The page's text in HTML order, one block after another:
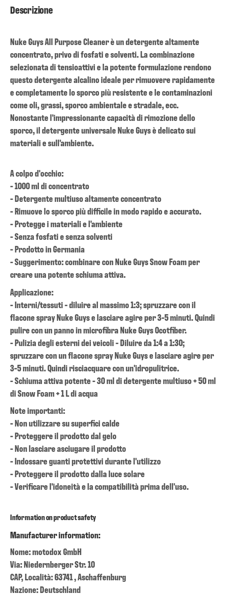
Descrizione
Nuke Guys All Purpose Cleaner è un detergente altamente
concentrato, privo di fosfati e solventi. La combinazione
selezionata di tensioattivi e la potente formulazione rendono
questo detergente alcalino ideale per rimuovere rapidamente
e completamente lo sporco più resistente e le contaminazioni
come oli, grassi, sporco ambientale e stradale, ecc.
Nonostante l'impressionante capacità di rimozione dello
sporco, il detergente universale Nuke Guys è delicato sui
materiali e sull'ambiente.
A colpo d'occhio:
- 1000 ml di concentrato
- Detergente multiuso altamente concentrato
- Rimuove lo sporco più difficile in modo rapido e accurato.
- Protegge i materiali e l'ambiente
- Senza fosfati e senza solventi
- Prodotto in Germania
- Suggerimento: combinare con Nuke Guys Snow Foam per
creare una potente schiuma attiva.
Applicazione:
- Interni/tessuti - diluire al massimo 1:3; spruzzare con il
flacone spray Nuke Guys e lasciare agire per 3-5 minuti. Quindi
pulire con un panno in microfibra Nuke Guys Ocotfiber.
- Pulizia degli esterni dei veicoli - Diluire da 1:4 a 1:30;
spruzzare con un flacone spray Nuke Guys e lasciare agire per
3-5 minuti. Quindi risciacquare con un'idropulitrice.
- Schiuma attiva potente - 30 ml di detergente multiuso + 50 ml
di Snow Foam + 1 L di acqua
Note importanti:
- Non utilizzare su superfici calde
- Proteggere il prodotto dal gelo
- Non lasciare asciugare il prodotto
- Indossare guanti protettivi durante l'utilizzo
- Proteggere il prodotto dalla luce solare
- Verificare l'idoneità e la compatibilità prima dell'uso.
Information on product safety
Manufacturer information:
Nome: motodox GmbH
Via: Niedernberger Str. 10
CAP, Località: 63741 , Aschaffenburg
Nazione: Deutschland